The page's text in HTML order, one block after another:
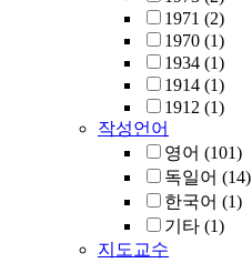
1971 (2)
1970 (1)
1934 (1)
1914 (1)
1912 (1)
작성언어
영어 (101)
독일어 (14)
한국어 (1)
기타 (1)
지도교수